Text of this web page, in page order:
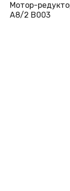
Мотор-
A8/2 B003